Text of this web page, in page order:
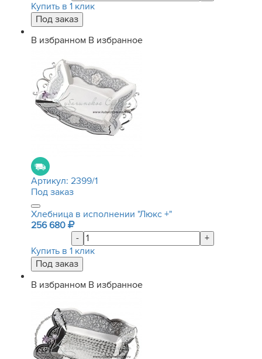
Купить в 1 клик
В избранном В избранное
Артикул: 2399/1
Под заказ
Хлебница в исполнении "Люкс +"
256 680
-
+
Купить в 1 клик
В избранном В избранное